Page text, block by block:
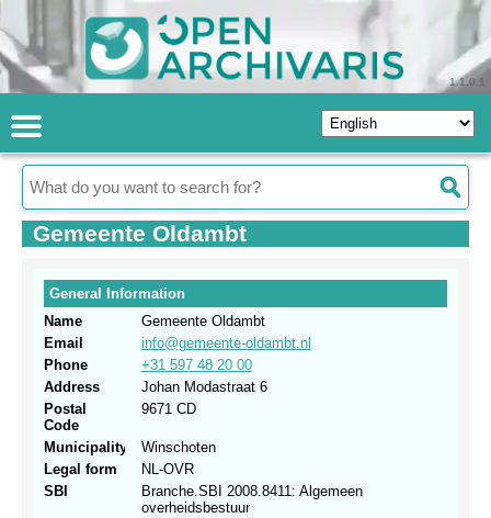
1.1.0.1
Gemeente Oldambt
General Information
Name
Gemeente Oldambt
Email
info@gemeente-oldambt.nl
Phone
+31 597 48 20 00
Address
Johan Modastraat 6
Postal
Code
9671 CD
Municipality
Winschoten
Legal form
NL-OVR
SBI
Branche.SBI 2008.8411: Algemeen
overheidsbestuur